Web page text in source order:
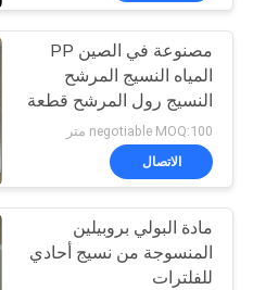
مصنوعة في الصين PP
المياه النسيج المرشح
النسيج رول المرشح قطعة
قماش ميكرون البولي
بروبلين المرشح قطعة
قماش
negotiable MOQ:100 متر
الاتصال
مادة البولي بروبيلين
المنسوجة من نسيج أحادي
للفلترات